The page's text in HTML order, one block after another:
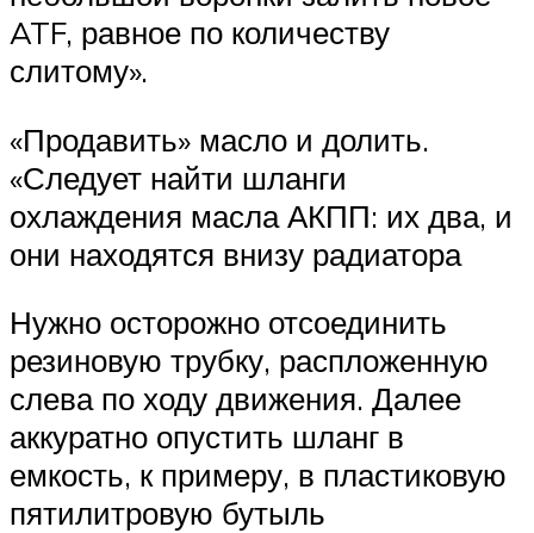
ATF, равное по количеству
слитому».
«Продавить» масло и долить.
«Следует найти шланги
охлаждения масла АКПП: их два, и
они находятся внизу радиатора
Нужно осторожно отсоединить
резиновую трубку, распложенную
слева по ходу движения. Далее
аккуратно опустить шланг в
емкость, к примеру, в пластиковую
пятилитровую бутыль